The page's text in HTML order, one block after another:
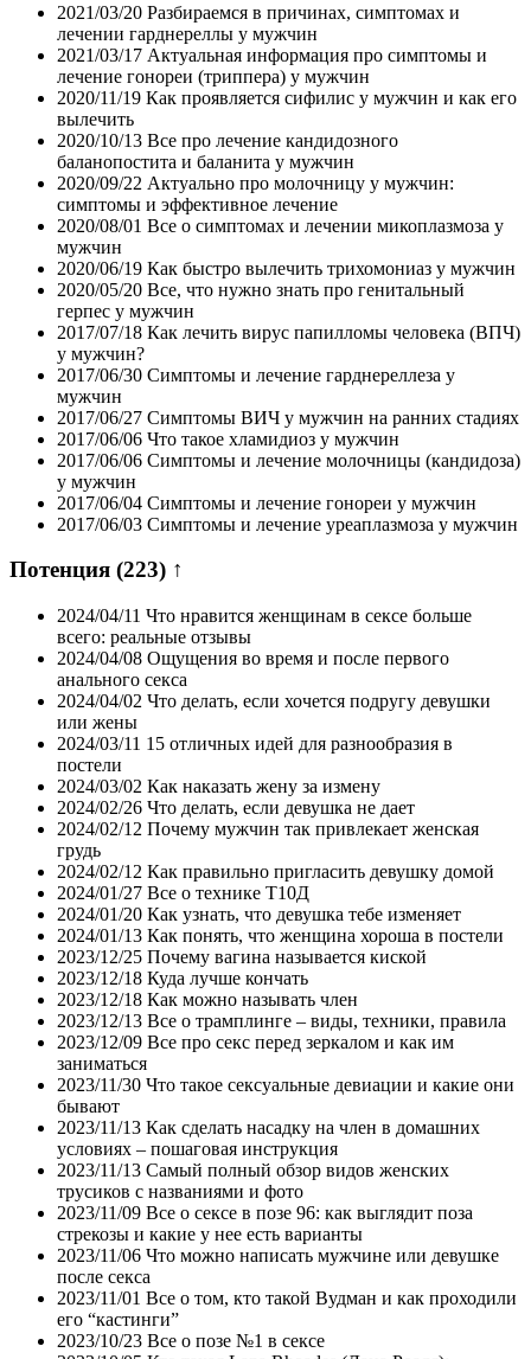
2021/03/20 Разбираемся в причинах, симптомах и
лечении гарднереллы у мужчин
2021/03/17 Актуальная информация про симптомы и
лечение гонореи (триппера) у мужчин
2020/11/19 Как проявляется сифилис у мужчин и как его
вылечить
2020/10/13 Все про лечение кандидозного
баланопостита и баланита у мужчин
2020/09/22 Актуально про молочницу у мужчин:
симптомы и эффективное лечение
2020/08/01 Все о симптомах и лечении микоплазмоза у
мужчин
2020/06/19 Как быстро вылечить трихомониаз у мужчин
2020/05/20 Все, что нужно знать про генитальный
герпес у мужчин
2017/07/18 Как лечить вирус папилломы человека (ВПЧ)
у мужчин?
2017/06/30 Симптомы и лечение гарднереллеза у
мужчин
2017/06/27 Симптомы ВИЧ у мужчин на ранних стадиях
2017/06/06 Что такое хламидиоз у мужчин
2017/06/06 Симптомы и лечение молочницы (кандидоза)
у мужчин
2017/06/04 Симптомы и лечение гонореи у мужчин
2017/06/03 Симптомы и лечение уреаплазмоза у мужчин
Потенция (223) ↑
2024/04/11 Что нравится женщинам в сексе больше
всего: реальные отзывы
2024/04/08 Ощущения во время и после первого
анального секса
2024/04/02 Что делать, если хочется подругу девушки
или жены
2024/03/11 15 отличных идей для разнообразия в
постели
2024/03/02 Как наказать жену за измену
2024/02/26 Что делать, если девушка не дает
2024/02/12 Почему мужчин так привлекает женская
грудь
2024/02/12 Как правильно пригласить девушку домой
2024/01/27 Все о технике Т10Д
2024/01/20 Как узнать, что девушка тебе изменяет
2024/01/13 Как понять, что женщина хороша в постели
2023/12/25 Почему вагина называется киской
2023/12/18 Куда лучше кончать
2023/12/18 Как можно называть член
2023/12/13 Все о трамплинге – виды, техники, правила
2023/12/09 Все про секс перед зеркалом и как им
заниматься
2023/11/30 Что такое сексуальные девиации и какие они
бывают
2023/11/13 Как сделать насадку на член в домашних
условиях – пошаговая инструкция
2023/11/13 Самый полный обзор видов женских
трусиков с названиями и фото
2023/11/09 Все о сексе в позе 96: как выглядит поза
стрекозы и какие у нее есть варианты
2023/11/06 Что можно написать мужчине или девушке
после секса
2023/11/01 Все о том, кто такой Вудман и как проходили
его “кастинги”
2023/10/23 Все о позе №1 в сексе